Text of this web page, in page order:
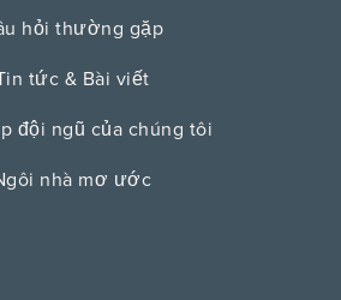
hỏi thường gặp
tức & Bài viết
đội ngũ của chúng tôi
nhà mơ ước